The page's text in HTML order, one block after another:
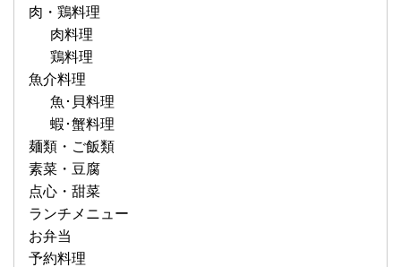
肉・鶏料理
肉料理
鶏料理
魚介料理
魚･貝料理
蝦･蟹料理
麺類・ご飯類
素菜・豆腐
点心・甜菜
ランチメニュー
お弁当
予約料理